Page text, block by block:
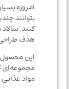
امروزه بسیاری
بتوانند چندین
هدف طراحی
این محصول نه
مجموعه‌ای کامل
مواد غذایی را در